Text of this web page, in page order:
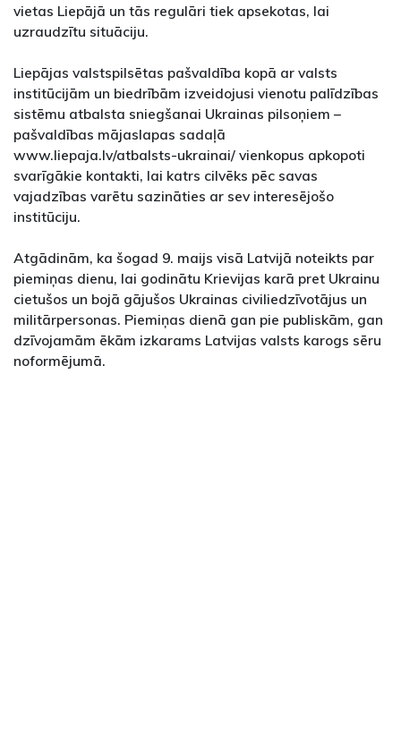
vietas Liepājā un tās regulāri tiek apsekotas, lai
uzraudzītu situāciju.
Liepājas valstspilsētas pašvaldība kopā ar valsts
institūcijām un biedrībām izveidojusi vienotu palīdzības
sistēmu atbalsta sniegšanai Ukrainas pilsoņiem –
pašvaldības mājaslapas sadaļā
www.liepaja.lv/atbalsts-ukrainai/ vienkopus apkopoti
svarīgākie kontakti, lai katrs cilvēks pēc savas
vajadzības varētu sazināties ar sev interesējošo
institūciju.
Atgādinām, ka šogad 9. maijs visā Latvijā noteikts par
piemiņas dienu, lai godinātu Krievijas karā pret Ukrainu
cietušos un bojā gājušos Ukrainas civiliedzīvotājus un
militārpersonas. Piemiņas dienā gan pie publiskām, gan
dzīvojamām ēkām izkarams Latvijas valsts karogs sēru
noformējumā.